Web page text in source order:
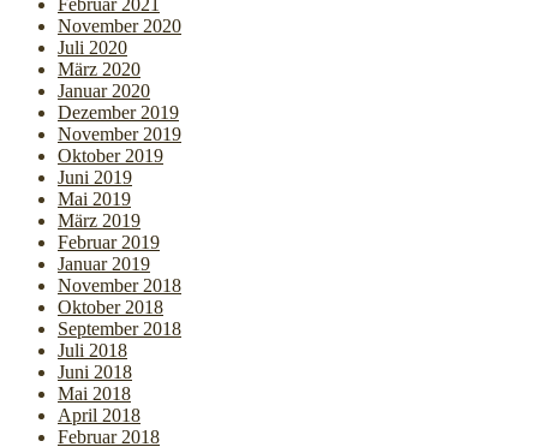
November 2020
Juli 2020
März 2020
Januar 2020
Dezember 2019
November 2019
Oktober 2019
Juni 2019
Mai 2019
März 2019
Februar 2019
Januar 2019
November 2018
Oktober 2018
September 2018
Juli 2018
Juni 2018
Mai 2018
April 2018
Februar 2018